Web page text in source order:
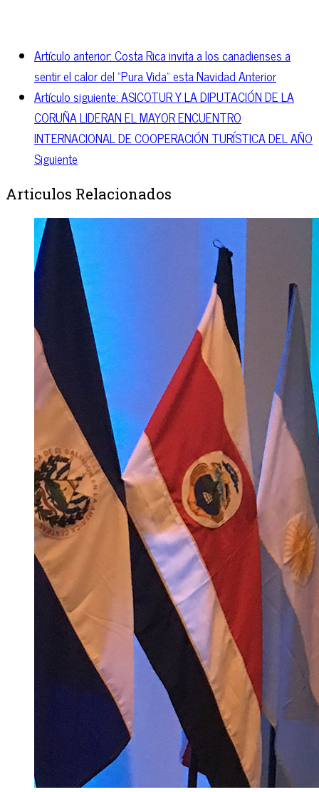
Artículo anterior: Costa Rica invita a los canadienses a
sentir el calor del “Pura Vida” esta NavidadAnterior
Artículo siguiente: ASICOTUR Y LA DIPUTACIÓN DE LA
CORUÑA LIDERAN EL MAYOR ENCUENTRO
INTERNACIONAL DE COOPERACIÓN TURÍSTICA DEL AÑO
Siguiente
Articulos Relacionados